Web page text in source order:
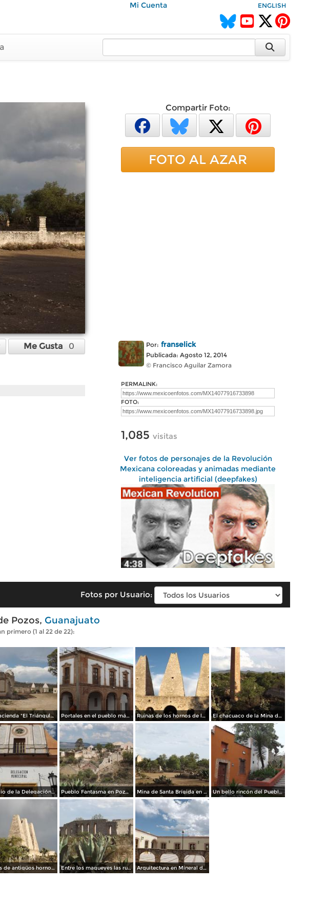
Mi Cuenta ENGLISH
Me Gusta 0
Compartir Foto:
FOTO AL AZAR
Por: franselick
Publicada: Agosto 12, 2014
© Francisco Aguilar Zamora
PERMALINK:
FOTO:
1,085 visitas
Ver fotos de personajes de la Revolución
Mexicana coloreadas y animadas mediante
inteligencia artificial (deepfakes)
Fotos por Usuario:
Pozos, Guanajuato
primero (1 al 22 de 22):
Ex-Hacienda "El Triángulo" siglo XIX. Abril/2014 Portales en el pueblo mágico de Pozos. Abril/2014 Ruinas de los hornos de la Mina Santa Brígida. Abril/2014 El chacuaco de la Mina de Santa Brígida. Abril/2014
Edificio de la Delegación Municipal en Pozos. Abril/2014 Pueblo Fantasma en Pozos. Abril/2014 Mina de Santa Brígida en los alrededores de Pozos. Abril/2014 Un bello rincón del Pueblo Mágico de Pozos. Abril/2014
Ruinas de antigüos hornos. Mina Santa Brígida, Gto. Abril/2014 Entre los magueyes las ruinas del antiguo mineral de Pozos. Abril/2014 Arquitectura en Mineral de Pozos. Abril/2014